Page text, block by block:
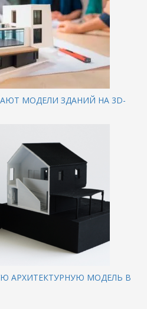
МОДЕЛИ ЗДАНИЙ НА 3D-
АРХИТЕКТУРНУЮ МОДЕЛЬ В